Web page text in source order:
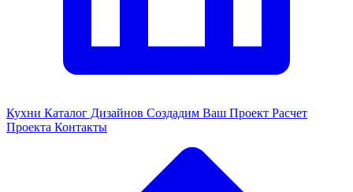
Кухни Каталог Дизайнов Создадим Ваш Проект Расчет
Проекта Контакты